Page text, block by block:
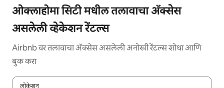
ओक्लाहोमा सिटी मधील तलावाचा ॲक्सेस
असलेली व्हेकेशन रेंटल्स
Airbnb वर तलावाचा ॲक्सेस असलेली अनोखी रेंटल्स शोधा आणि
बुक करा
लोकेशन